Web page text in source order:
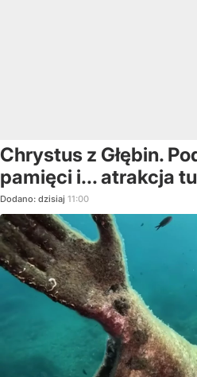
Chrystus z Głębin.
pamięci i... atrakcja
Dodano: dzisiaj 11:00